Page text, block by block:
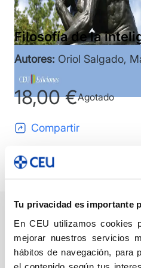
Tu privacidad es importante
En CEU utilizamos cookies
mejorar nuestros servicios
hábitos de navegación, para
Filosofía de la
Autores: Oriol Salgado,
18,00€Agotado
Compartir
Leer primeras páginas
DescripciónFicha técnica
DESCRIPCIÓN